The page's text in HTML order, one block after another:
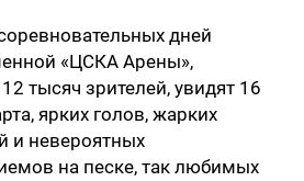
дней
«ЦСКА Арены»,
тысяч зрителей, увидят 16
ярких голов, жарких
и невероятных
на песке, так любимых